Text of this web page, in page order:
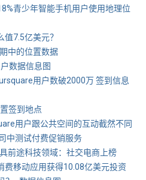
青少年智能手机用户使用地理位
7.5亿美元？
中的位置数据
数据信息图
用户数破2000万 签到信息
签到地点
用户跟公共空间的互动截然不同
中测试付费促销服务
前途科技领域：社交电商上榜
费移动应用获得10.08亿美元投资